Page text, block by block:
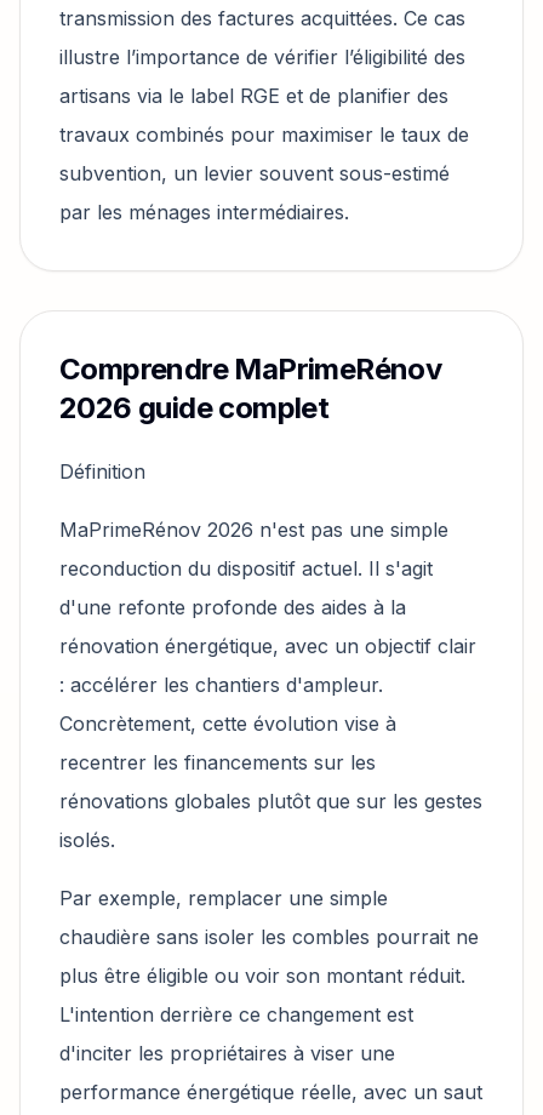
transmission des factures acquittées. Ce cas
illustre l’importance de vérifier l’éligibilité des
artisans via le label RGE et de planifier des
travaux combinés pour maximiser le taux de
subvention, un levier souvent sous-estimé
par les ménages intermédiaires.
Comprendre MaPrimeRénov
2026 guide complet
Définition
MaPrimeRénov 2026 n'est pas une simple
reconduction du dispositif actuel. Il s'agit
d'une refonte profonde des aides à la
rénovation énergétique, avec un objectif clair
: accélérer les chantiers d'ampleur.
Concrètement, cette évolution vise à
recentrer les financements sur les
rénovations globales plutôt que sur les gestes
isolés.
Par exemple, remplacer une simple
chaudière sans isoler les combles pourrait ne
plus être éligible ou voir son montant réduit.
L'intention derrière ce changement est
d'inciter les propriétaires à viser une
performance énergétique réelle, avec un saut